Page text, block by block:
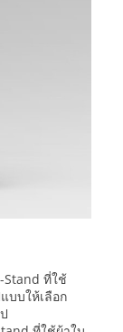
Stand ที่ใช้
บบให้เลือก